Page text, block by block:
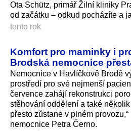
Ota Schütz, primář Žilní kliniky
od začátku – odkud pocházíte a
tento rok
Komfort pro maminky i
Brodská nemocnice
Nemocnice v Havlíčkově Brodě
prostředí pro své nejmenší
července zahájí rekonstrukci
stěhování oddělení a také
přesto zůstane v plném
nemocnice Petra Černo.